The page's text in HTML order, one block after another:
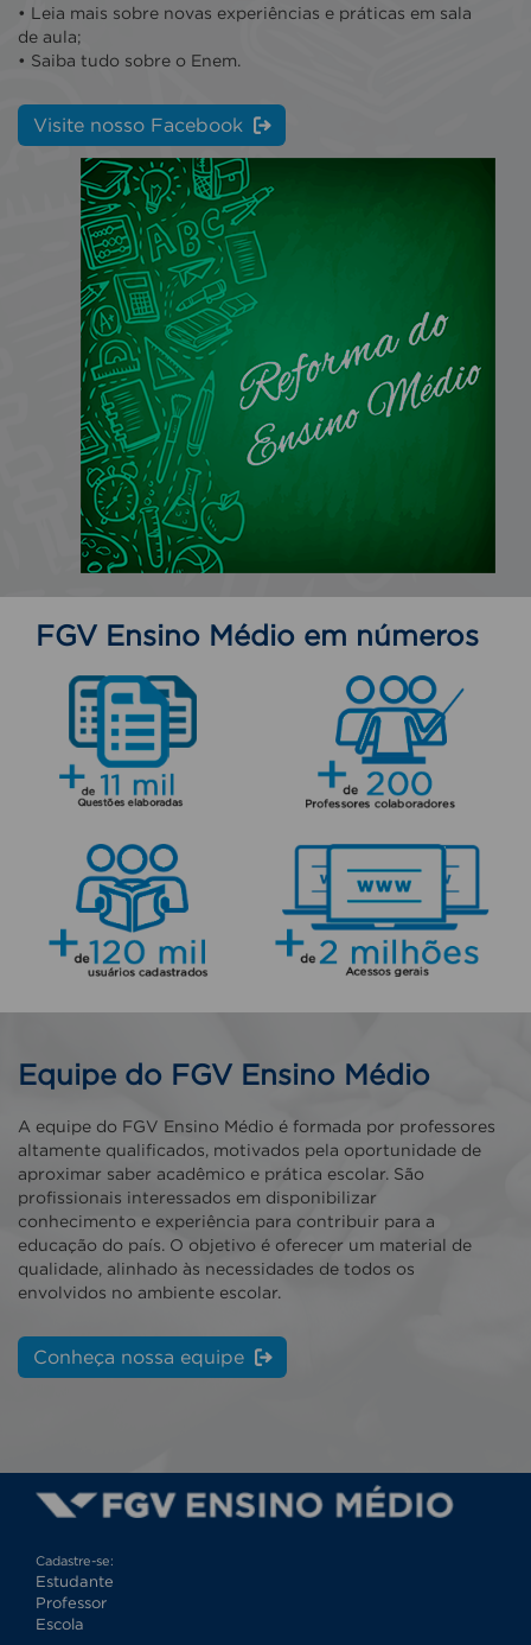
• Leia mais sobre novas experiências e práticas em sala
de aula;
• Saiba tudo sobre o Enem.
Visite nosso Facebook
FGV Ensino Médio em números
Equipe do FGV Ensino Médio
A equipe do FGV Ensino Médio é formada por professores
altamente qualificados, motivados pela oportunidade de
aproximar saber acadêmico e prática escolar. São
profissionais interessados em disponibilizar
conhecimento e experiência para contribuir para a
educação do país. O objetivo é oferecer um material de
qualidade, alinhado às necessidades de todos os
envolvidos no ambiente escolar.
Conheça nossa equipe
Cadastre-se:
Estudante
Professor
Escola